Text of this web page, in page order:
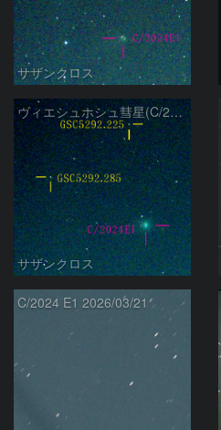
サザンクロス
ヴィエシュホシュ彗星(C/2024E1) 3月‎1日Seestar50
サザンクロス
C/2024 E1 2026/03/21